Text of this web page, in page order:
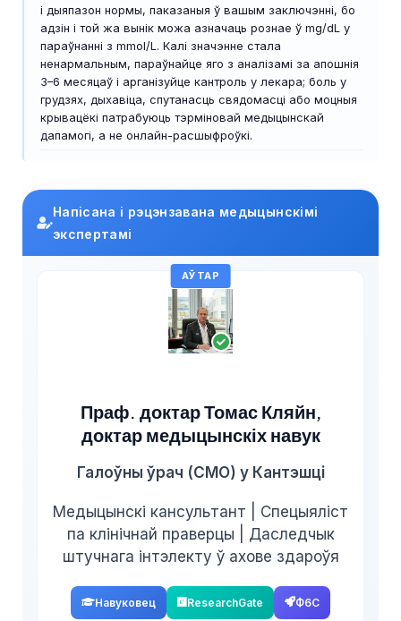
і дыяпазон нормы, паказаныя ў вашым заключэнні, бо
адзін і той жа вынік можа азначаць рознае ў mg/dL у
параўнанні з mmol/L. Калі значэнне стала
ненармальным, параўнайце яго з аналізамі за апошнія
3–6 месяцаў і арганізуйце кантроль у лекара; боль у
грудзях, дыхавіца, спутанасць свядомасці або моцныя
крывацёкі патрабуюць тэрміновай медыцынскай
дапамогі, а не онлайн-расшыфроўкі.
Напісана і рэцэнзавана медыцынскімі
экспертамі
АЎТАР
Праф. доктар Томас Кляйн,
доктар медыцынскіх навук
Галоўны ўрач (CMO) у Кантэшці
Медыцынскі кансультант | Спецыяліст
па клінічнай праверцы | Даследчык
штучнага інтэлекту ў ахове здароўя
Навуковец ResearchGate Ф6С